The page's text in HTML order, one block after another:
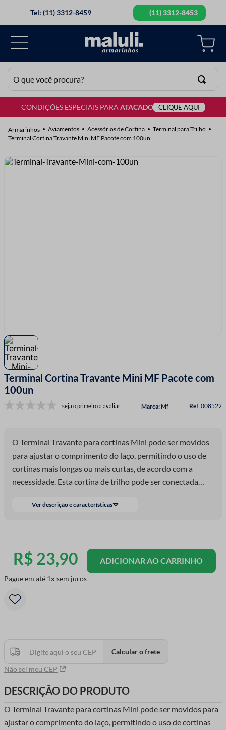
Tel: (11) 3312-8459 (11) 3312-8453
O que você procura?
CONDIÇÕES ESPECIAIS PARAATACADO CLIQUE AQUI
Aviamentos Acessórios de Cortina
Terminal para Trilho
Terminal Cortina Travante Mini MF Pacote com 100un
Terminal Cortina Travante Mini MF Pacote com
100un
seja o primeiro a avaliar Mf :008522
O Terminal Travante para cortinas Mini pode ser movidos
para ajustar o comprimento do laço, permitindo o uso de
cortinas mais longas ou mais curtas, de acordo com a
necessidade. Esta cortina de trilho pode ser conectada
através de suportes intermediários.
Ver descrição e características
R$ 23,90
Pague em até 1 sem juros
ADICIONAR AO CARRINHO
Não sei meu CEP
Calcular o frete
DESCRIÇÃO DO PRODUTO
O Terminal Travante para cortinas Mini pode ser movidos para
ajustar o comprimento do laço, permitindo o uso de cortinas
TERMOS MAIS BUSCADOS
2º
barbante
3º
botão